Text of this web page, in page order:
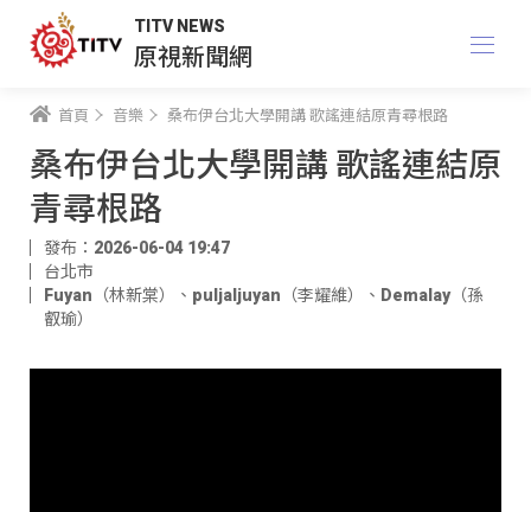
TITV NEWS
原視新聞網
首頁 音樂 桑布伊台北大學開講 歌謠連結原青尋根路
桑布伊台北大學開講 歌謠連結原
青尋根路
發布：2026-06-04 19:47
台北市
Fuyan（林新棠）
、 puljaljuyan（李耀維） 、 Demalay（孫
叡瑜）